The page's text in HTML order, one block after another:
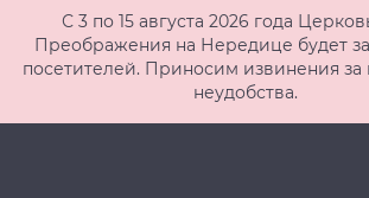
С 3 по 15 августа 2026 года
Преображения на Нередице будет
посетителей. Приносим извинения
неудобства.